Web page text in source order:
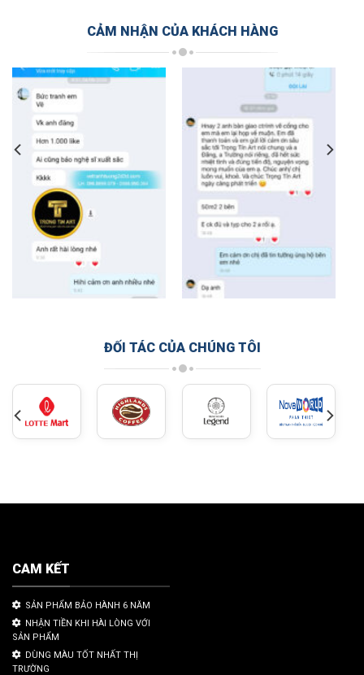
CẢM NHẬN CỦA KHÁCH HÀNG
ĐỐI TÁC CỦA CHÚNG TÔI
CAM KẾT
SẢN PHẨM BẢO HÀNH 6 NĂM
NHẬN TIỀN KHI HÀI LÒNG VỚI
SẢN PHẨM
DÙNG MÀU TỐT NHẤT THỊ
TRƯỜNG